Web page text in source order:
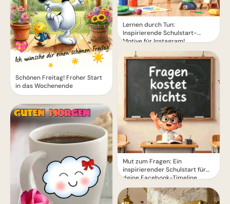
Schönen Freitag! Froher Start
in das Wochenende
Lernen durch Tun:
Inspirierende Schulstart-
Motive für Instagram!
Mut zum Fragen: Ein
inspirierender Schulstart für
deine Facebook-Timeline